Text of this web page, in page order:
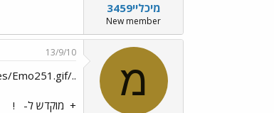
מיכליי3459
New member
מ
13/9/10
../images/Emo251.gifלוקי וטפי !../images/Emo23.gif../images/Emo251.gif
+ מוקדש ל- !